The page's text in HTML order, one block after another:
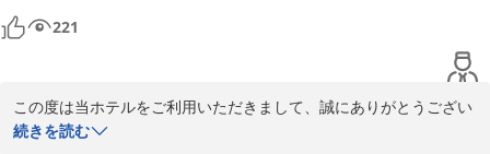
次回も心地よくお過ごしいただけるよう、スタッフ一同お待ちして
おります。
221
この度は当ホテルをご利用いただきまして、誠にありがとうござい
ます。
続きを読む